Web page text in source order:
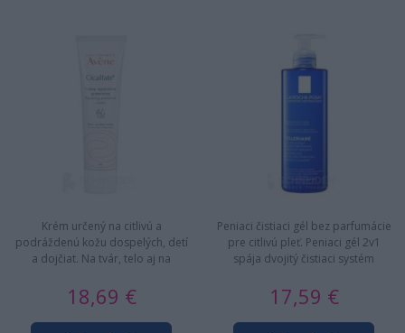
Krém určený na citlivú a
podráždenú kožu dospelých, detí
a dojčiat. Na tvár, telo aj na
18,69 €
Peniaci čistiaci gél bez parfumácie
pre citlivú pleť. Peniaci gél 2v1
spája dvojitý čistiaci systém
17,59 €